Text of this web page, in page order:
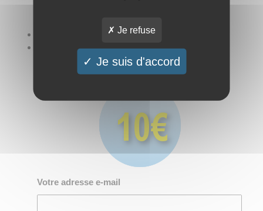
illimitée pour seulement 10€.
détaillerezvotre site et mieux il se
Votre adresse e-mail
Je refuse
Je suis d'accord